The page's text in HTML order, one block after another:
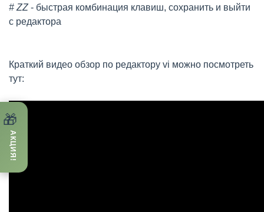
# ZZ- быстрая комбинация клавиш, сохранить и выйти
с редактора
Краткий видео обзор по редактору vi можно посмотреть
тут:
🎁
АКЦИЯ!